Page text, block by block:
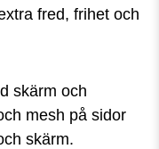
fred, frihet och
skärm och
mesh på sidor
skärm.